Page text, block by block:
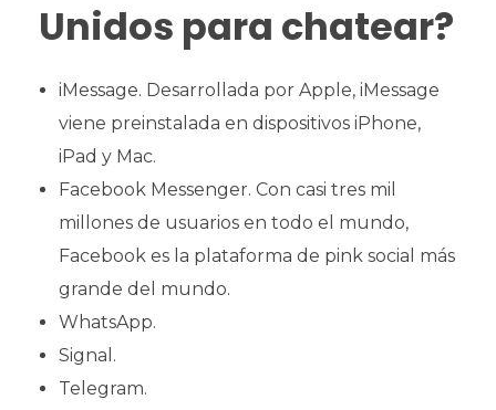
Unidos para chatear?
iMessage. Desarrollada por Apple, iMessage
viene preinstalada en dispositivos iPhone,
iPad y Mac.
Facebook Messenger. Con casi tres mil
millones de usuarios en todo el mundo,
Facebook es la plataforma de pink social más
grande del mundo.
WhatsApp.
Signal.
Telegram.